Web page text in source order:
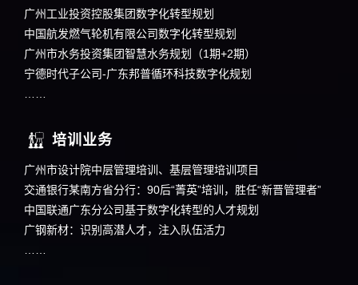
广州工业投资控股集团数字化转型规划
中国航发燃气轮机有限公司数字化转型规划
广州市水务投资集团智慧水务规划（1期+2期）
宁德时代子公司-广东邦普循环科技数字化规划
培训业务
广州市设计院中层管理培训、基层管理培训项目
交通银行某南方省分行：90后“菁英”培训，胜任“新晋管理者”
中国联通广东分公司基于数字化转型的人才规划
广钢新材：识别高潜人才，注入队伍活力